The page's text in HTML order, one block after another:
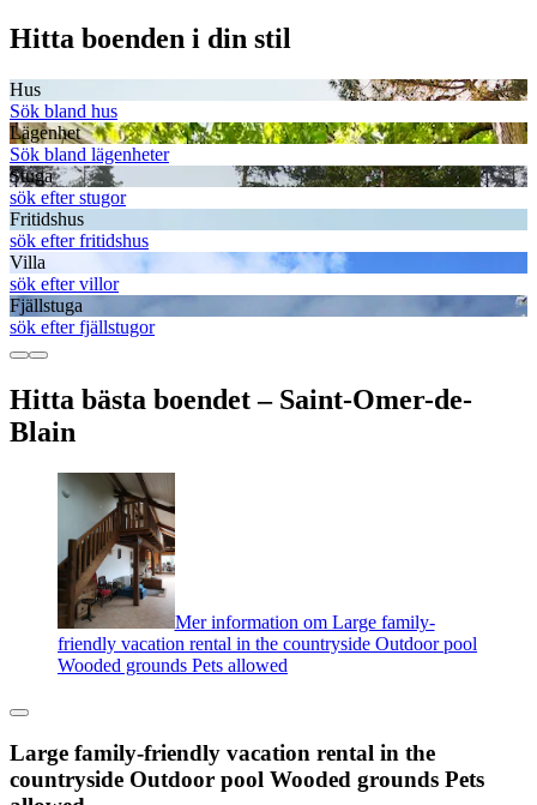
Hitta boenden i din stil
Hus
Sök bland hus
Lägenhet
Sök bland lägenheter
Stuga
sök efter stugor
Fritidshus
sök efter fritidshus
Villa
sök efter villor
Fjällstuga
sök efter fjällstugor
Hitta bästa boendet – Saint-Omer-de-
Blain
Mer information om Large family-
friendly vacation rental in the countryside Outdoor pool
Wooded grounds Pets allowed
Large family-friendly vacation rental in the
countryside Outdoor pool Wooded grounds Pets